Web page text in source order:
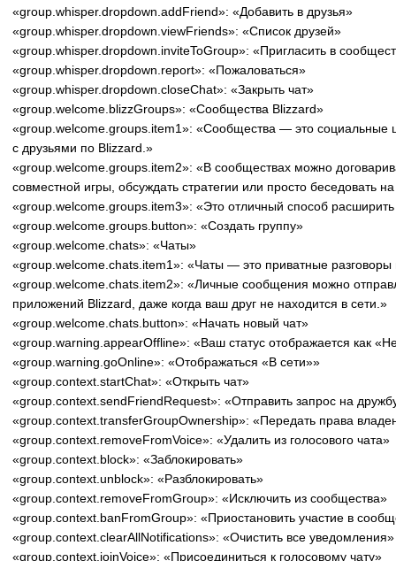
«group.whisper.dropdown.addFriend»: «Добавить в друзья»
«group.whisper.dropdown.viewFriends»: «Список друзей»
«group.whisper.dropdown.inviteToGroup»: «Пригласить в
«group.whisper.dropdown.report»: «Пожаловаться»
«group.whisper.dropdown.closeChat»: «Закрыть чат»
«group.welcome.blizzGroups»: «Сообщества Blizzard»
«group.welcome.groups.item1»: «Сообщества — это социальные
с друзьями по Blizzard.»
«group.welcome.groups.item2»: «В сообществах можно
совместной игры, обсуждать стратегии или просто беседовать
«group.welcome.groups.item3»: «Это отличный способ расширить
«group.welcome.groups.button»: «Создать группу»
«group.welcome.chats»: «Чаты»
«group.welcome.chats.item1»: «Чаты — это приватные
«group.welcome.chats.item2»: «Личные сообщения можно
приложений Blizzard, даже когда ваш друг не находится в сети.»
«group.welcome.chats.button»: «Начать новый чат»
«group.warning.appearOffline»: «Ваш статус отображается как
«group.warning.goOnline»: «Отображаться «В сети»»
«group.context.startChat»: «Открыть чат»
«group.context.sendFriendRequest»: «Отправить запрос на
«group.context.transferGroupOwnership»: «Передать права
«group.context.removeFromVoice»: «Удалить из голосового чата»
«group.context.block»: «Заблокировать»
«group.context.unblock»: «Разблокировать»
«group.context.removeFromGroup»: «Исключить из сообщества»
«group.context.banFromGroup»: «Приостановить участие в
«group.context.clearAllNotifications»: «Очистить все уведомления»
«group.context.joinVoice»: «Присоединиться к голосовому чату»